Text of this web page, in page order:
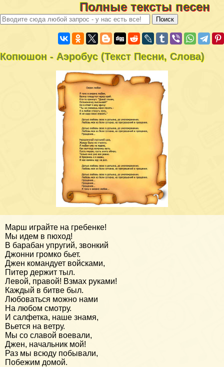
Полные тексты песен
Копюшон - Аэробус (Текст Песни, Слова)
Марш играйте на гребенке!
Мы идем в пюход!
В барабан упругий, звонкий
Джонни громко бьет.
Джен командует войсками,
Питер держит тыл.
Левой, правой! Взмах руками!
Каждый в битве был.
Любоваться можно нами
На любом смотру.
И салфетка, наше знамя,
Вьется на ветру.
Мы со славой воевали,
Джен, начальник мой!
Раз мы всюду побывали,
Побежим домой.